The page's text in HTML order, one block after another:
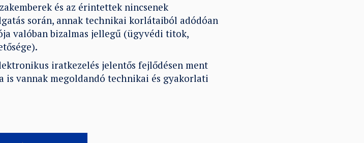
és az érintettek nincsenek
során, annak technikai korlátaiból adódóan
valóban bizalmas jellegű (ügyvédi titok,
iratkezelés jelentős fejlődésen ment
is vannak megoldandó technikai és gyakorlati